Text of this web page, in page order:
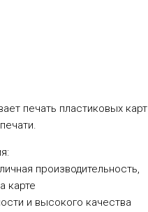
печать пластиковых карт
производительность,
карте
и высокого качества